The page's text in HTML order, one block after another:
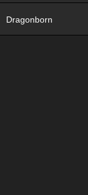
Dragonborn